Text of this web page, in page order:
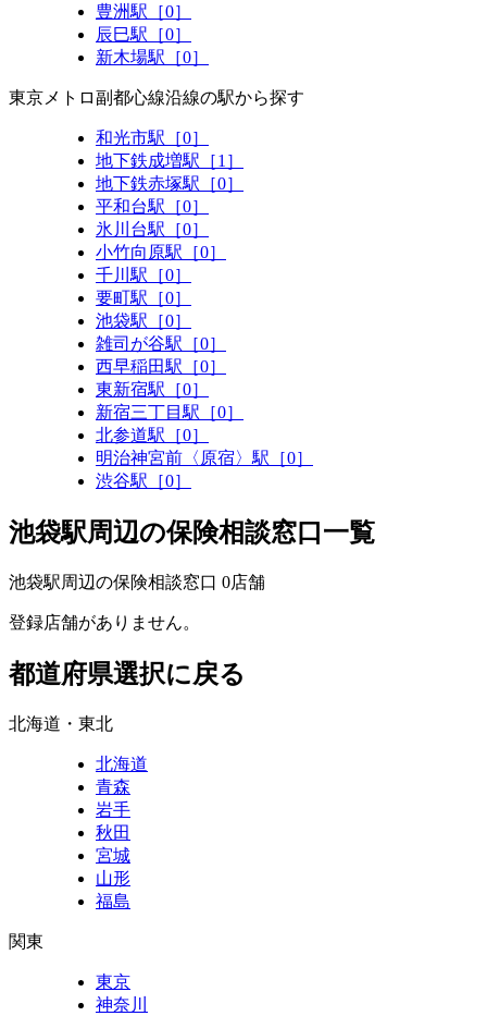
豊洲駅［0］
辰巳駅［0］
新木場駅［0］
東京メトロ副都心線沿線の駅から探す
和光市駅［0］
地下鉄成増駅［1］
地下鉄赤塚駅［0］
平和台駅［0］
氷川台駅［0］
小竹向原駅［0］
千川駅［0］
要町駅［0］
池袋駅［0］
雑司が谷駅［0］
西早稲田駅［0］
東新宿駅［0］
新宿三丁目駅［0］
北参道駅［0］
明治神宮前〈原宿〉駅［0］
渋谷駅［0］
池袋駅周辺の保険相談窓口一覧
池袋駅周辺の保険相談窓口 0店舗
登録店舗がありません。
都道府県選択に戻る
北海道・東北
北海道
青森
岩手
秋田
宮城
山形
福島
関東
東京
神奈川